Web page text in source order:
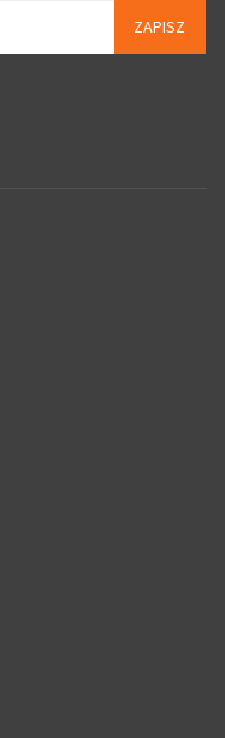
ZAPISZ